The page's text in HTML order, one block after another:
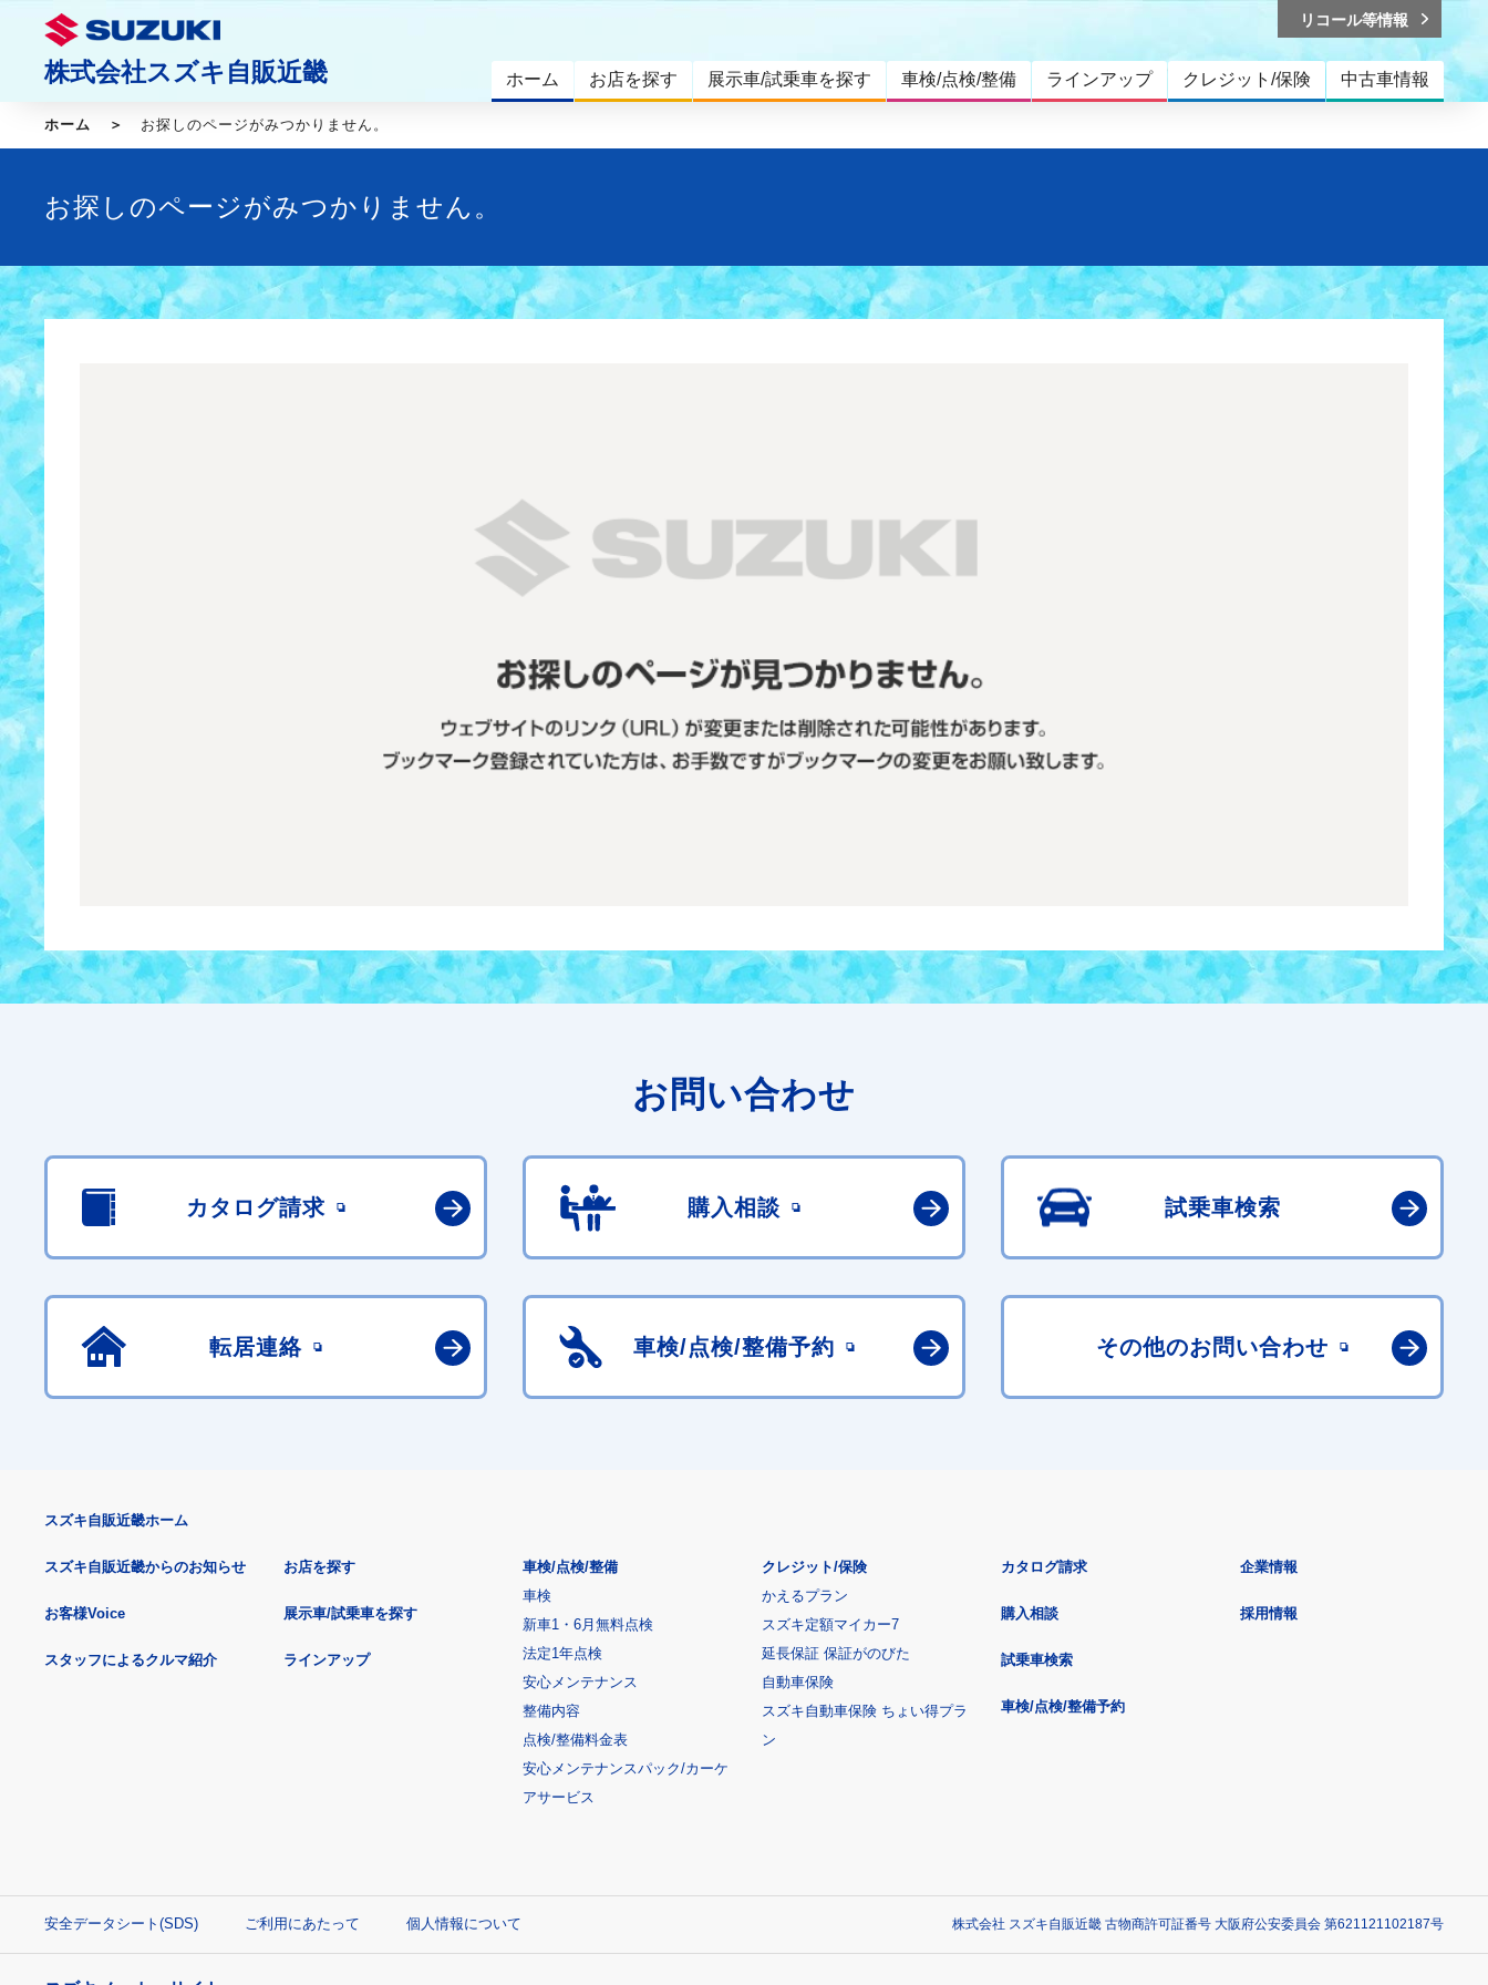
株式会社スズキ自販近畿 ホーム お店を探す 展示車/試乗車を探す 車検/点検/整備 ラインアップ クレジット/保険 中古車情報
リコール等情報
ホーム お探しのページがみつかりません。
お探しのページがみつかりません。
お問い合わせ
カタログ請求 購入相談 試乗車検索
転居連絡 車検/点検/整備予約 その他のお問い合わせ
スズキ自販近畿ホーム
スズキ自販近畿からのお知らせ
お客様Voice
スタッフによるクルマ紹介
お店を探す
展示車/試乗車を探す
ラインアップ
車検/点検/整備
車検
新車1・6月無料点検
法定1年点検
安心メンテナンス
整備内容
点検/整備料金表
安心メンテナンスパック/カーケ
アサービス
クレジット/保険
かえるプラン
スズキ定額マイカー7
延長保証 保証がのびた
自動車保険
スズキ自動車保険 ちょい得プラ
ン
カタログ請求
購入相談
試乗車検索
車検/点検/整備予約
企業情報
採用情報
安全データシート(SDS) ご利用にあたって 個人情報について 株式会社 スズキ自販近畿 古物商許可証番号 大阪府公安委員会 第621121102187号